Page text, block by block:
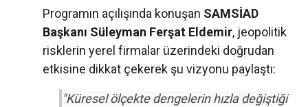
Programın açılışında konuşan SAMSİAD
Başkanı Süleyman Ferşat Eldemir, jeopolitik
risklerin yerel firmalar üzerindeki doğrudan
etkisine dikkat çekerek şu vizyonu paylaştı:
"Küresel ölçekte dengelerin hızla değiştiği